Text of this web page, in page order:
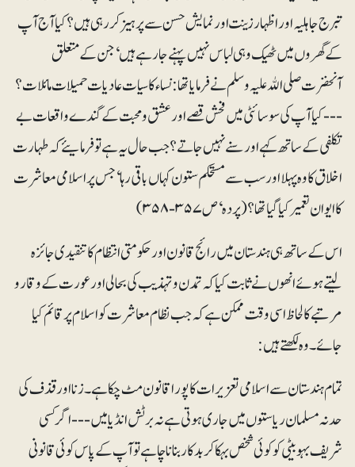
تبرج جاہلیہ اور اظہار زینت اور نمایش حسن سے پرہیز کر رہی ہیں؟ کیا آج آپ
کے گھروں میں ٹھیک وہی لباس نہیں پہنے جا رہے ہیں‘ جن کے متعلق
آنخضرت صلی اﷲ علیہ و سلم نے فرمایا تھا: نساء کا سیات عادیات حمیلات مائلات؟
--- کیا آپ کی سوسائٹی میں فحش قصے اور عشق و محبت کے گندے واقعات بے
تکلفی کے ساتھ کہے اور سنے نہیں جاتے؟ جب حال یہ ہے تو فرمایئے کہ طہارت
اخلاق کا وہ پہلا اور سب سے مستحکم ستون کہاں باقی رہا‘ جس پر اسلامی معاشرت
کا ایوان تعمیر کیا گیا تھا؟ (پردہ‘ ص ۳۵۷ - ۳۵۸)
اس کے ساتھ ہی ہندستان میں رائج قانون اور حکومتی انتظام کا تنقیدی جائزہ
لیتے ہوئے انھوں نے ثابت کیا کہ تمدن و تہذیب کی بحالی اور عورت کے وقار و
مرتبے کا لحاظ اسی وقت ممکن ہے کہ جب نظام معاشرت کو اسلام پر قائم کیا
جائے۔ وہ لکھتے ہیں:
تمام ہندستان سے اسلامی تعزیرات کا پورا قانون مٹ چکا ہے۔ زنا اور قذف کی
حد نہ مسلمان ریاستوں میں جاری ہوتی ہے نہ برٹش انڈیا میں --- اگر کسی
شریف بہو بیٹی کو کوئی شخص بہکا کر بدکار بنانا چاہے تو آپ کے پاس کوئی قانونی